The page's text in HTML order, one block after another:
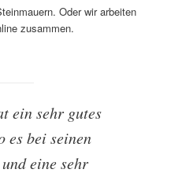
Oder wir arbeiten
zusammen.
ein sehr gutes
es bei seinen
eine sehr